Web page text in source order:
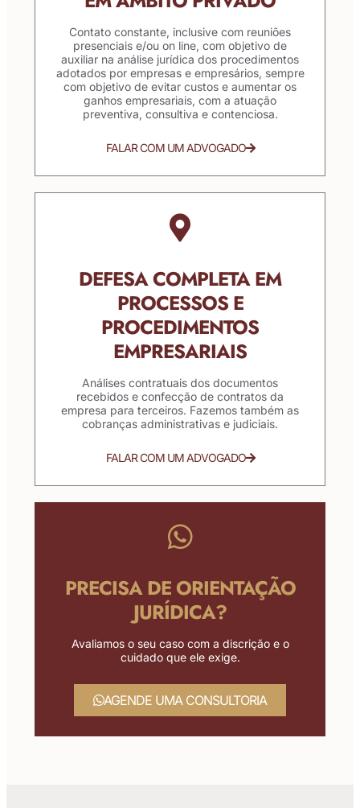
Contato constante, inclusive com reuniões
presenciais e/ou on line, com objetivo de
auxiliar na análise jurídica dos procedimentos
adotados por empresas e empresários, sempre
com objetivo de evitar custos e aumentar os
ganhos empresariais, com a atuação
preventiva, consultiva e contenciosa.
FALAR COM UM ADVOGADO
DEFESA COMPLETA EM
PROCESSOS E
PROCEDIMENTOS
EMPRESARIAIS
Análises contratuais dos documentos
recebidos e confecção de contratos da
empresa para terceiros. Fazemos também as
cobranças administrativas e judiciais.
FALAR COM UM ADVOGADO
PRECISA DE ORIENTAÇÃO
JURÍDICA?
Avaliamos o seu caso com a discrição e o
cuidado que ele exige.
AGENDE UMA CONSULTORIA